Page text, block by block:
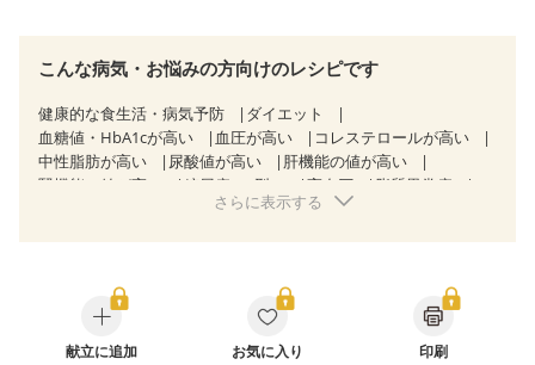
こんな病気・お悩みの方向けのレシピです
健康的な食生活・病気予防
ダイエット
血糖値・HbA1cが高い
血圧が高い
コレステロールが高い
中性脂肪が高い
尿酸値が高い
肝機能の値が高い
腎機能の値が高い
糖尿病（2型） 高血圧
脂質異常症
狭心症 心筋梗塞
糖尿病性腎症（第１期）
糖尿病性腎症（第２期）
CKD（ステージ１）
CKD（ステージ２）
乳がん（抗がん剤治療中）
乳がん（ホルモン療法中）
さらに表示する
献立に追加 お気に入り 印刷